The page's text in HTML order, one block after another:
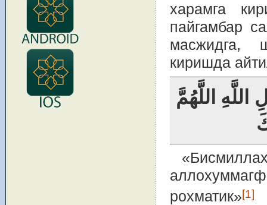
харамга
пайгамбар
масжидга,
киришда
اللَّهُمَّ
рохматик»[1]